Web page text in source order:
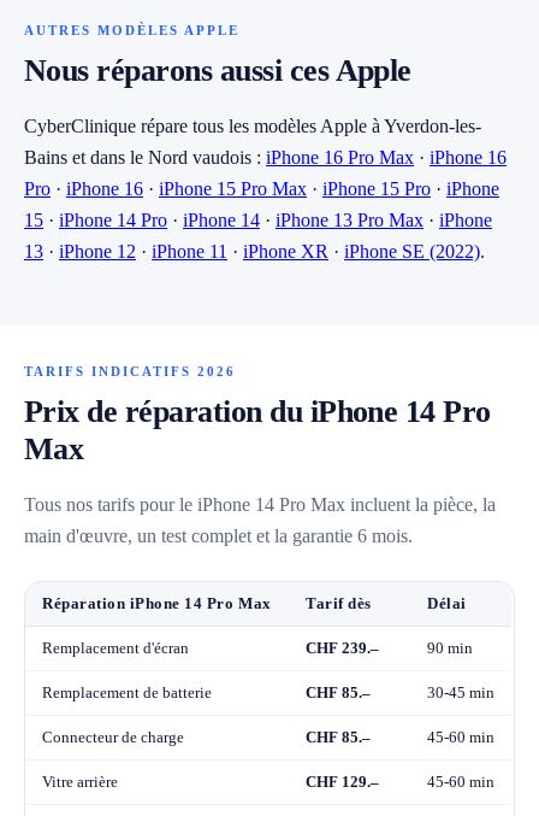
AUTRES MODÈLES APPLE
Nous réparons aussi ces Apple
CyberClinique répare tous les modèles Apple à Yverdon-les-
Bains et dans le Nord vaudois : iPhone 16 Pro Max · iPhone 16
Pro · iPhone 16 · iPhone 15 Pro Max · iPhone 15 Pro · iPhone
15 · iPhone 14 Pro · iPhone 14 · iPhone 13 Pro Max · iPhone
13 · iPhone 12 · iPhone 11 · iPhone XR · iPhone SE (2022).
TARIFS INDICATIFS 2026
Prix de réparation du iPhone 14 Pro
Max
Tous nos tarifs pour le iPhone 14 Pro Max incluent la pièce, la
main d'œuvre, un test complet et la garantie 6 mois.
Réparation iPhone 14 Pro Max Tarif dès Délai
Remplacement d'écran CHF 239.– 90 min
Remplacement de batterie CHF 85.– 30-45 min
Connecteur de charge CHF 85.– 45-60 min
Vitre arrière CHF 129.– 45-60 min